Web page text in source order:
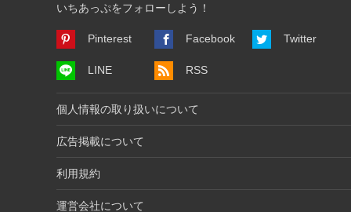
いちあっぷをフォローしよう！
Pinterest Facebook Twitter
LINE RSS
個人情報の取り扱いについて
広告掲載について
利用規約
運営会社について